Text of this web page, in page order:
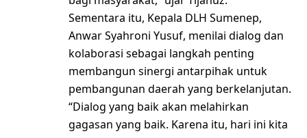
Sementara itu, Kepala DLH Sumenep,
Anwar Syahroni Yusuf, menilai dialog dan
kolaborasi sebagai langkah penting
membangun sinergi antarpihak untuk
pembangunan daerah yang berkelanjutan.
“Dialog yang baik akan melahirkan
gagasan yang baik. Karena itu, hari ini kita